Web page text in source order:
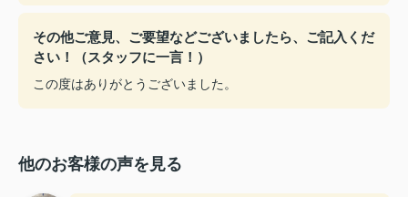
その他ご意見、ご要望などございましたら、ご記入くだ
さい！（スタッフに一言！）
この度はありがとうございました。
他のお客様の声を見る